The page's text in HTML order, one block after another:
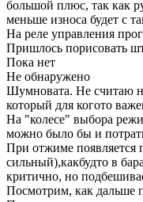
большой плюс, так как
меньше износа будет с
На реле управления
Пришлось порисовать
Пока нет
Не обнаружено
Шумновата. Не считаю
который для когото
На "колесе" выбора
можно было бы и
При отжиме появляется
сильный),какбудто в
критично, но
Посмотрим, как дальше